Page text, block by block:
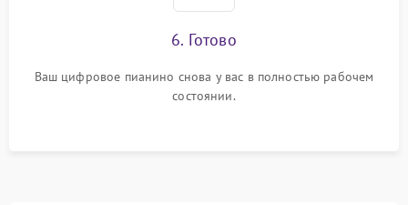
6. Готово
Ваш цифровое пианино снова у вас в полностью рабочем
состоянии.